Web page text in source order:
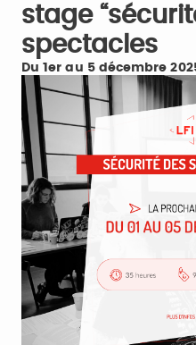
stage
spectacles
Du 1er au 5 décembre